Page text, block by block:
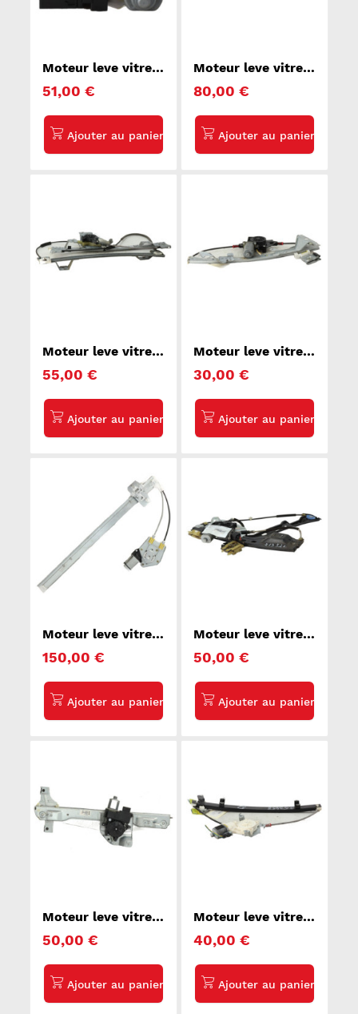
Moteur leve vitre
VOLKSWAGEN
51,00 €
Moteur leve vitre
CITROEN C3
80,00 €
Moteur leve vitre
RENAULT KANGOO
55,00 €
Moteur leve vitre
FIESTA 5
30,00 €
Moteur leve vitre
DAILY 6
150,00 €
Moteur leve vitre
ASTRA J SPORTS
50,00 €
Moteur leve vitre
PEUGEOT 208 1
50,00 €
Moteur leve vitre
MICRA 3
40,00 €